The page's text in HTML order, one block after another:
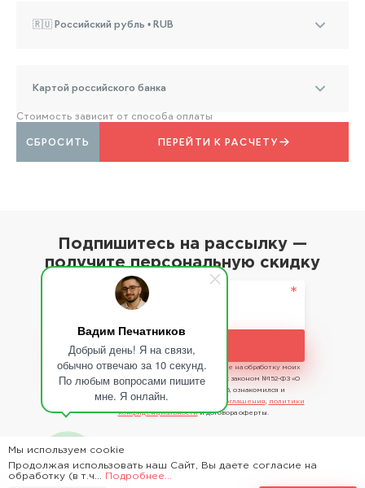
Вадим Печатников
Добрый день! Я на связи,
обычно отвечаю за 10 секунд.
По любым вопросами пишите
мне. Я онлайн.
🇷🇺 Российский рубль • RUB
Картой российского банка
Стоимость зависит от способа оплаты
ПЕРЕЙТИ К РАСЧЕТУ
СБРОСИТЬ
Подпишитесь на рассылку —
получите персональную скидку
Отправляя сведения, я даю свое согласие на обработку моих
персональных данных в соответствии с законом №152-ФЗ «О
персональных данных» от 27.07.2006, ознакомился и
принимаю условияпользовательского соглашения
политики
конфиденциальностии договора оферты.
2026 - Time Saving Machine ©
Мы используем cookie
Продолжая использовать наш Сайт, Вы даете согласие на
обработку (в т.ч...
Подробнее...